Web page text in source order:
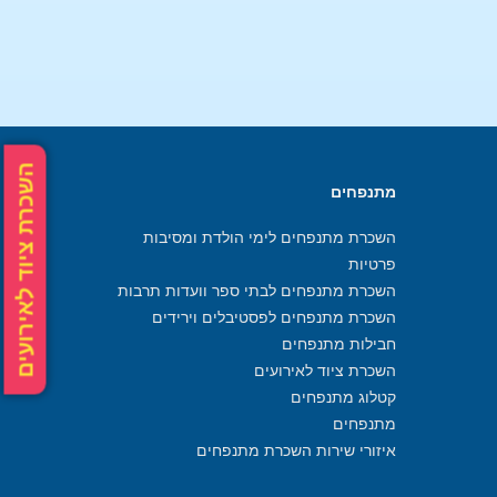
השכרת ציוד לאירועים מתנפחים
השכרת מתנפחים לימי הולדת ומסיבות
פרטיות
השכרת מתנפחים לבתי ספר וועדות תרבות
השכרת מתנפחים לפסטיבלים וירידים
חבילות מתנפחים
השכרת ציוד לאירועים
קטלוג מתנפחים
מתנפחים
איזורי שירות השכרת מתנפחים